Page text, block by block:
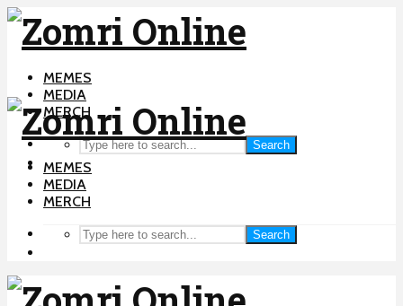
MEMES
MEDIA
MERCH
Search
MEMES
MEDIA
MERCH
Search